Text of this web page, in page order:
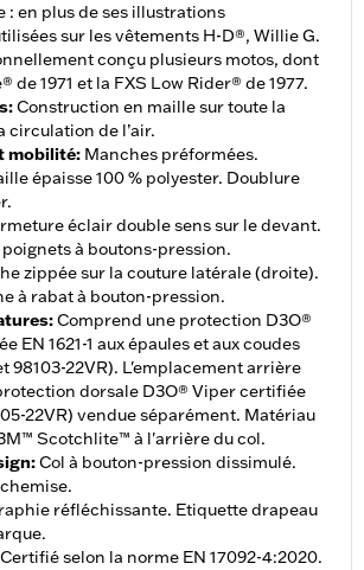
: en plus de ses illustrations
sur les vêtements H-D®, Willie G.
conçu plusieurs motos, dont
de 1971 et la FXS Low Rider® de 1977.
:Construction en maille sur toute la
circulation de l’air.
mobilité: Manches préformées.
épaisse 100 % polyester. Doublure
éclair double sens sur le devant.
à boutons-pression.
zippée sur la couture latérale (droite).
à rabat à bouton-pression.
:Comprend une protection D3O®
EN 1621-1 aux épaules et aux coudes
98103-22VR). L'emplacement arrière
dorsale D3O® Viper certifiée
22VR) vendue séparément. Matériau
Scotchlite™ à l'arrière du col.
:Col à bouton-pression dissimulé.
réfléchissante. Etiquette drapeau
Certifié selon la norme EN 17092-4:2020.